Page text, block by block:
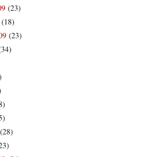
(23)
(18)
(23)
(28)